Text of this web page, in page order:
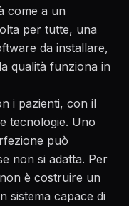
come a un
per tutte, una
da installare,
qualità funziona in
i pazienti, con il
tecnologie. Uno
può
non si adatta. Per
è costruire un
sistema capace di